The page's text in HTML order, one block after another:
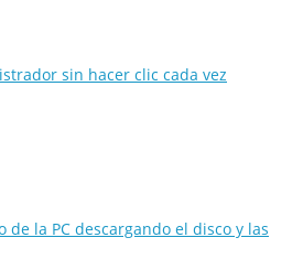
sin hacer clic cada vez
la PC descargando el disco y las